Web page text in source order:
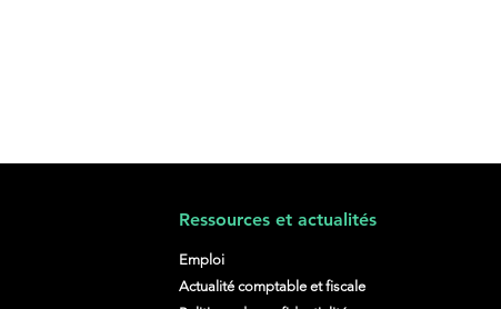
Ressources et actualités
Emploi
Actualité comptable et fiscale